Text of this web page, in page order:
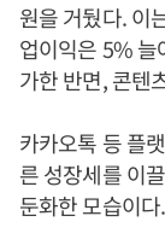
원을 거뒀다. 이
업이익은 5% 늘
가한 반면, 콘텐
카카오톡 등 플
른 성장세를 이
둔화한 모습이다.